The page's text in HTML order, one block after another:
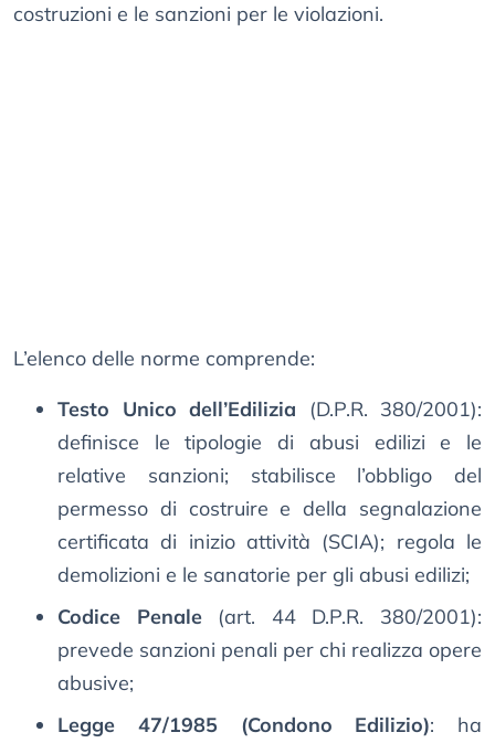
costruzioni e le sanzioni per le violazioni.
L’elenco delle norme comprende:
Testo Unico dell’Edilizia (D.P.R. 380/2001):
definisce le tipologie di abusi edilizi e le
relative sanzioni; stabilisce l’obbligo del
permesso di costruire e della segnalazione
certificata di inizio attività (SCIA); regola le
demolizioni e le sanatorie per gli abusi edilizi;
Codice Penale(art. 44 D.P.R. 380/2001):
prevede sanzioni penali per chi realizza opere
abusive;
Legge 47/1985 (Condono Edilizio): ha